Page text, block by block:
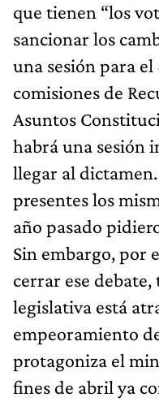
que tienen “los
sancionar los
una sesión para
comisiones de
Asuntos
habrá una sesión
llegar al
presentes los
año pasado
Sin embargo, por
cerrar ese
legislativa está
empeoramiento
protagoniza el
fines de abril ya